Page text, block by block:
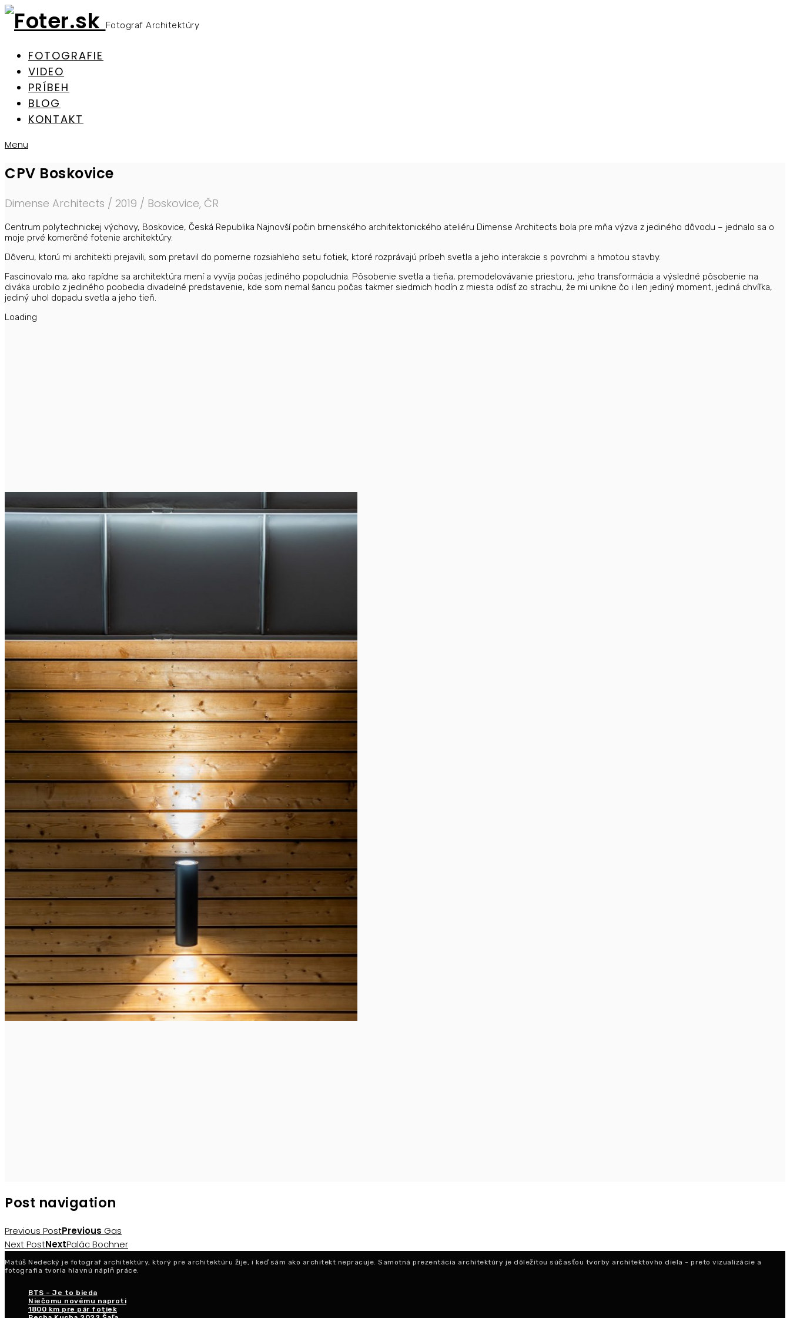
Fotograf Architektúry
FOTOGRAFIE
VIDEO
PRÍBEH
BLOG
KONTAKT
Menu
CPV Boskovice
Dimense Architects / 2019 / Boskovice, ČR
Centrum polytechnickej výchovy, Boskovice, Česká Republika Najnovší počin brnenského architektonického ateliéru Dimense Architects bola pre mňa výzva z jediného dôvodu – jednalo sa o
moje prvé komerčné fotenie architektúry.
Dôveru, ktorú mi architekti prejavili, som pretavil do pomerne rozsiahleho setu fotiek, ktoré rozprávajú príbeh svetla a jeho interakcie s povrchmi a hmotou stavby.
Fascinovalo ma, ako rapídne sa architektúra mení a vyvíja počas jediného popoludnia. Pôsobenie svetla a tieňa, premodelovávanie priestoru, jeho transformácia a výsledné pôsobenie na
diváka urobilo z jediného poobedia divadelné predstavenie, kde som nemal šancu počas takmer siedmich hodín z miesta odísť zo strachu, že mi unikne čo i len jediný moment, jediná chvíľka,
jediný uhol dopadu svetla a jeho tieň.
Loading
Post navigation
Previous PostPrevious Gas
Next PostNextPalác Bochner
Matúš Nedecký je fotograf architektúry, ktorý pre architektúru žije, i keď sám ako architekt nepracuje. Samotná prezentácia architektúry je dôležitou súčasťou tvorby architektovho diela - preto vizualizácie a
fotografia tvoria hlavnú náplň práce.
BTS – Je to bieda
Niečomu novému naproti
1800 km pre pár fotiek